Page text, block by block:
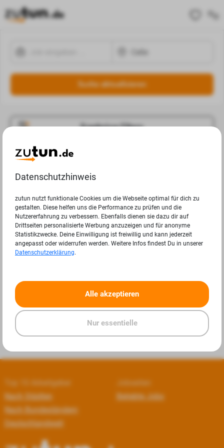
Suche aktualisieren
Ergebnisse Filtern
Jobangebote
Deine Suchanfrage in Celle ergab leider keine Ergebnisse.
Top 10 Arbeitgeber
Nach Städten
Nach Bundesländern
Deutschlandweit
Jobseiten
Beliebte Jobs
Datenschutzhinweis
zutun nutzt funktionale Cookies um die Webseite optimal für dich zu
gestalten. Diese helfen uns die Performance zu prüfen und die
Nutzererfahrung zu verbessern. Ebenfalls dienen sie dazu dir auf
Drittseiten personalisierte Werbung anzuzeigen und für anonyme
Statistikzwecke. Deine Einwilligung ist freiwillig und kann jederzeit
angepasst oder widerrufen werden. Weitere Infos findest Du in unserer
Datenschutzerklärung.
Alle akzeptieren
Nur essentielle